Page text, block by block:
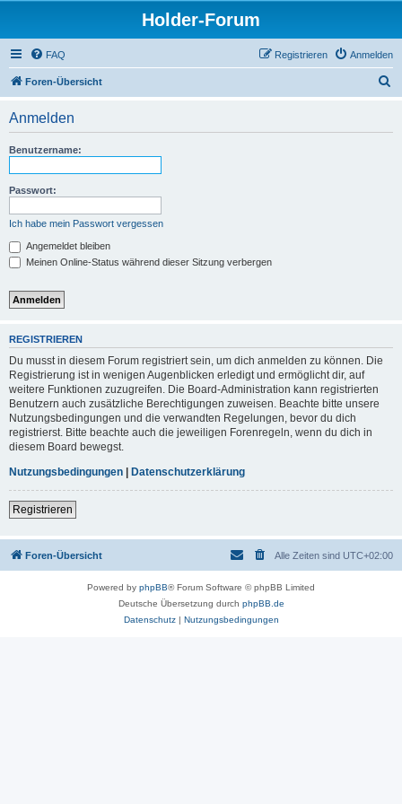
Holder-Forum
FAQ Anmelden
Registrieren
Foren-Übersicht
Anmelden
Benutzername:
Passwort:
Ich habe mein Passwort vergessen
Angemeldet bleiben
Meinen Online-Status während dieser Sitzung verbergen
REGISTRIEREN
Du musst in diesem Forum registriert sein, um dich anmelden zu können. Die
Registrierung ist in wenigen Augenblicken erledigt und ermöglicht dir, auf
weitere Funktionen zuzugreifen. Die Board-Administration kann registrierten
Benutzern auch zusätzliche Berechtigungen zuweisen. Beachte bitte unsere
Nutzungsbedingungen und die verwandten Regelungen, bevor du dich
registrierst. Bitte beachte auch die jeweiligen Forenregeln, wenn du dich in
diesem Board bewegst.
Nutzungsbedingungen | Datenschutzerklärung
Registrieren
Foren-Übersicht Alle Zeiten sind UTC+02:00
Powered by phpBB® Forum Software © phpBB Limited
Deutsche Übersetzung durch phpBB.de
Datenschutz| Nutzungsbedingungen